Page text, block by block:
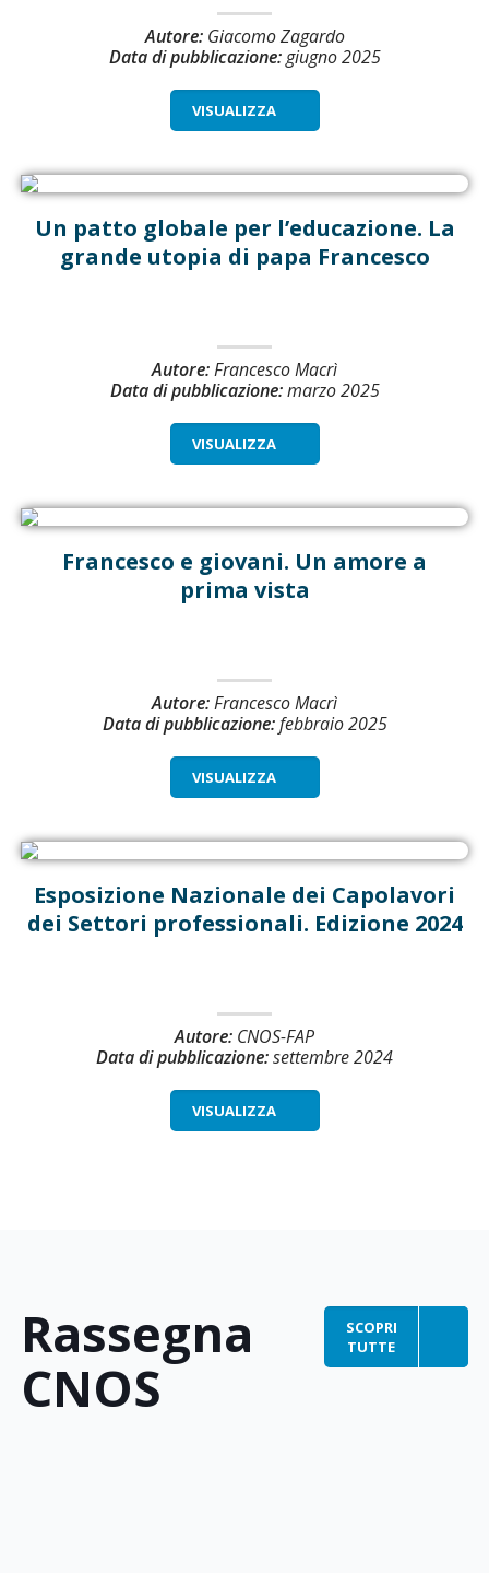
Autore: Giacomo Zagardo
Data di pubblicazione:giugno 2025
VISUALIZZA
Un patto globale per l’educazione. La
grande utopia di papa Francesco
Autore:Francesco Macrì
Data di pubblicazione:marzo 2025
VISUALIZZA
Francesco e giovani. Un amore a
prima vista
Autore:Francesco Macrì
Data di pubblicazione:febbraio 2025
VISUALIZZA
Esposizione Nazionale dei Capolavori
dei Settori professionali. Edizione 2024
Autore: CNOS-FAP
Data di pubblicazione:settembre 2024
VISUALIZZA
Rassegna
CNOS
SCOPRI
TUTTE